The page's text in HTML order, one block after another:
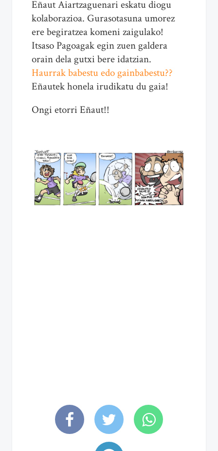
Eñaut Aiartzaguenari eskatu diogu
kolaborazioa. Gurasotasuna umorez
ere begiratzea komeni zaigulako!
Itsaso Pagoagak egin zuen galdera
orain dela gutxi bere idatzian.
Haurrak babestu edo gainbabestu??
Eñautek honela irudikatu du gaia!
Ongi etorri Eñaut!!